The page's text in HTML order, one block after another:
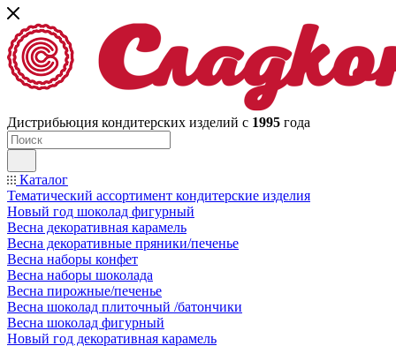
Дистрибьюция кондитерских изделий с 1995 года
Каталог
Тематический ассортимент кондитерские изделия
Новый год шоколад фигурный
Весна декоративная карамель
Весна декоративные пряники/печенье
Весна наборы конфет
Весна наборы шоколада
Весна пирожные/печенье
Весна шоколад плиточный /батончики
Весна шоколад фигурный
Новый год декоративная карамель